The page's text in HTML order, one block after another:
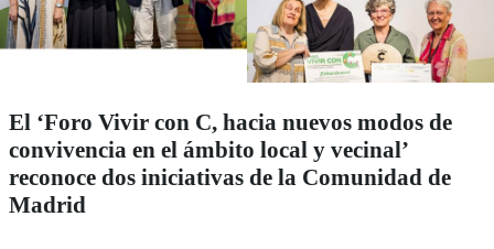
El ‘Foro Vivir con C, hacia nuevos modos de
convivencia en el ámbito local y vecinal’
reconoce dos iniciativas de la Comunidad de
Madrid